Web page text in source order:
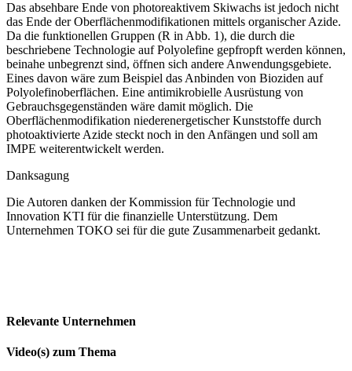
Das absehbare Ende von photoreaktivem Skiwachs ist jedoch nicht
das Ende der Oberflächenmodifikationen mittels organischer Azide.
Da die funktionellen Gruppen (R in Abb. 1), die durch die
beschriebene Technologie auf Polyolefine gepfropft werden ­können,
beinahe unbegrenzt sind, öffnen sich andere Anwendungsgebiete.
Eines davon wäre zum Beispiel das Anbinden von Bioziden auf
Poly­olefinoberflächen. Eine antimikrobielle Ausrüstung von
Gebrauchsgegenständen wäre damit möglich. Die
Oberflächenmodifikation niederenergetischer Kunststoffe durch
photoaktivierte Azide steckt noch in den Anfängen und soll am
IMPE weiterentwickelt werden.
Danksagung
Die Autoren danken der Kommission für Technologie und
Innovation KTI für die finanzielle Unterstützung. Dem
Unternehmen TOKO sei für die gute Zusammenarbeit gedankt.
Relevante Unternehmen
Video(s) zum Thema